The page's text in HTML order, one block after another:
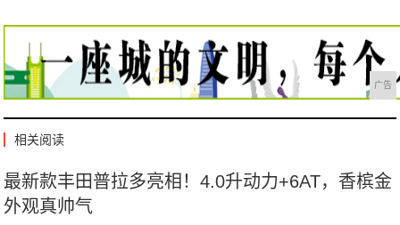
广告
相关阅读
最新款丰田普拉多亮相！4.0升动力+6AT，香槟金
外观真帅气